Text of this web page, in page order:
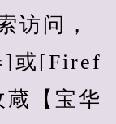
访问，
]或[Firef
【宝华